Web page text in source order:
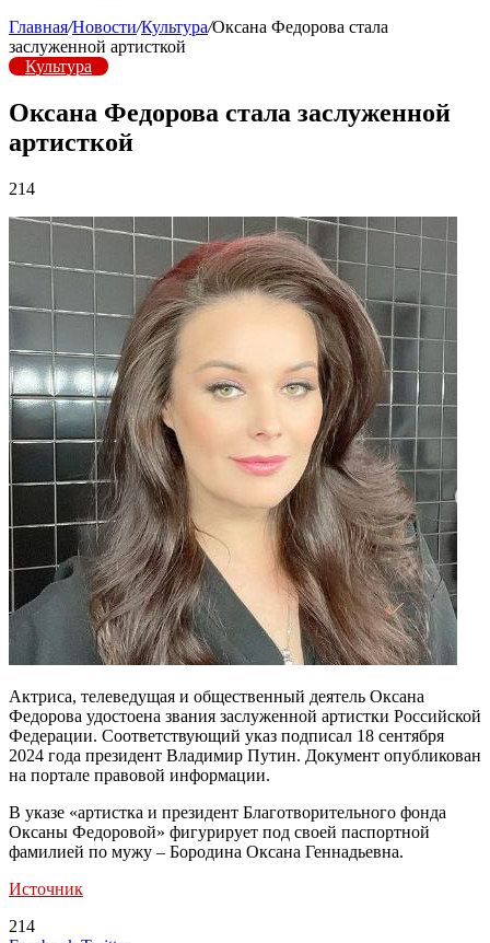
Главная/Новости/Культура/Оксана Федорова стала
заслуженной артисткой
Культура
Оксана Федорова стала заслуженной
артисткой
214
Актриса, телеведущая и общественный деятель Оксана
Федорова удостоена звания заслуженной артистки Российской
Федерации. Соответствующий указ подписал 18 сентября
2024 года президент Владимир Путин. Документ опубликован
на портале правовой информации.
В указе «артистка и президент Благотворительного фонда
Оксаны Федоровой» фигурирует под своей паспортной
фамилией по мужу – Бородина Оксана Геннадьевна.
Источник
214